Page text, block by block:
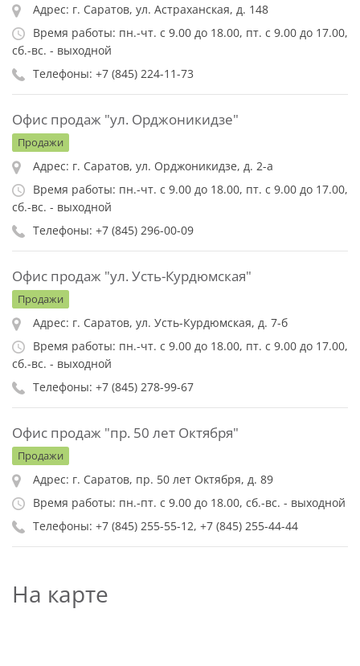
Адрес: г. Саратов, ул. Астраханская, д. 148
Время работы: пн.-чт. с 9.00 до 18.00, пт. с 9.00 до 17.00,
сб.-вс. - выходной
Телефоны: +7 (845) 224-11-73
Офис продаж "ул. Орджоникидзе"
Продажи
Адрес: г. Саратов, ул. Орджоникидзе, д. 2-а
Время работы: пн.-чт. с 9.00 до 18.00, пт. с 9.00 до 17.00,
сб.-вс. - выходной
Телефоны: +7 (845) 296-00-09
Офис продаж "ул. Усть-Курдюмская"
Продажи
Адрес: г. Саратов, ул. Усть-Курдюмская, д. 7-б
Время работы: пн.-чт. с 9.00 до 18.00, пт. с 9.00 до 17.00,
сб.-вс. - выходной
Телефоны: +7 (845) 278-99-67
Офис продаж "пр. 50 лет Октября"
Продажи
Адрес: г. Саратов, пр. 50 лет Октября, д. 89
Время работы: пн.-пт. с 9.00 до 18.00, сб.-вс. - выходной
Телефоны: +7 (845) 255-55-12, +7 (845) 255-44-44
На карте